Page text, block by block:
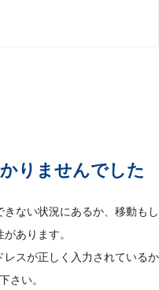
りませんでした
ない状況にあるか、移動もし
あります。
スが正しく入力されているか
さい。